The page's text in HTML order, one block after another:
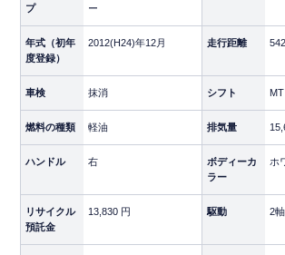
ンな状態でお渡し可能。自社カラーへのラッ
すぐにスタートできる1台です。
本車両は白塗装後納車
となります。自
ピング前提でもクリーンな状態からスタ
め、納車後すぐに自社カラー化が可能で
【車両情報】
年式 平成24年（2012年）
プ
ー
年式（初年
度登録）
2012(H24)年12月 走行距離
車検 抹消 シフト MT
燃料の種類 軽油 排気量
ハンドル 右
ボディーカ
ラー
ホ
リサイクル
預託金
13,830 円 駆動 2軸